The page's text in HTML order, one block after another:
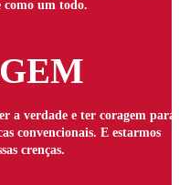
como um todo.
a verdade e ter coragem para
convencionais. E estarmos
crenças.